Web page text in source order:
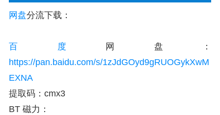
网盘分流下载：
百度
网盘：
https://pan.baidu.com/s/1zJdGOyd9gRUOGykXwM
EXNA
提取码：cmx3
BT 磁力：